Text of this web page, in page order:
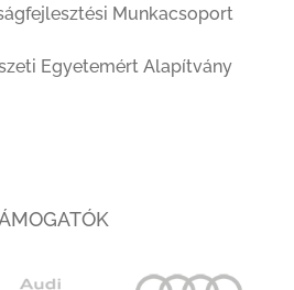
Munkacsoport
Egyetemért Alapítvány